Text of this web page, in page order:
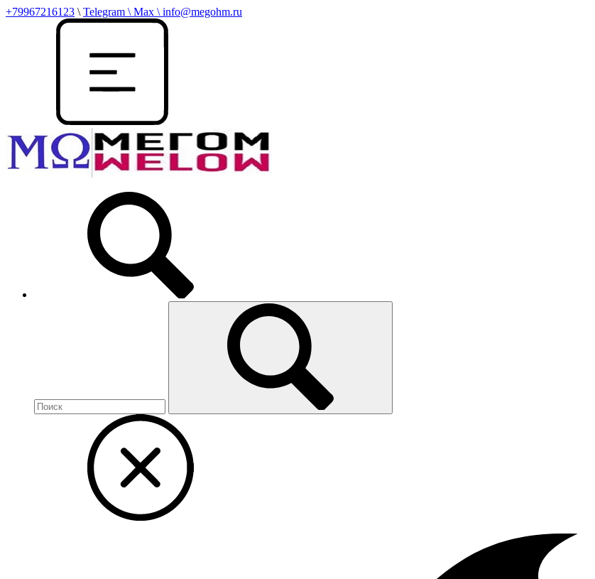
+79967216123 \ Telegram \ Max \ info@megohm.ru